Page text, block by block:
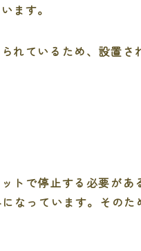
ます。
れているため、設置さ
トで停止する必要があ
なっています。その